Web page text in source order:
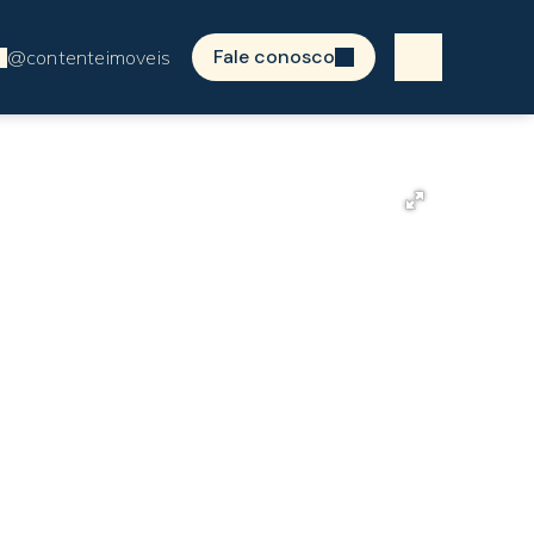
Fale conosco